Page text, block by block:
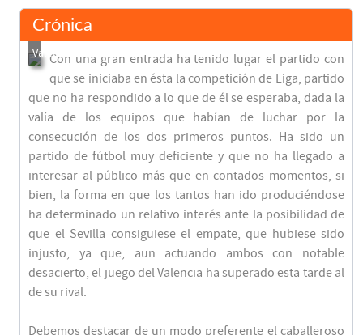
Crónica
Con una gran entrada ha tenido lugar el partido con
que se iniciaba en ésta la competición de Liga, partido
que no ha respondido a lo que de él se esperaba, dada la
valía de los equipos que habían de luchar por la
consecución de los dos primeros puntos. Ha sido un
partido de fútbol muy deficiente y que no ha llegado a
interesar al público más que en contados momentos, si
bien, la forma en que los tantos han ido produciéndose
ha determinado un relativo interés ante la posibilidad de
que el Sevilla consiguiese el empate, que hubiese sido
injusto, ya que, aun actuando ambos con notable
desacierto, el juego del Valencia ha superado esta tarde al
de su rival.
Debemos destacar de un modo preferente el caballeroso